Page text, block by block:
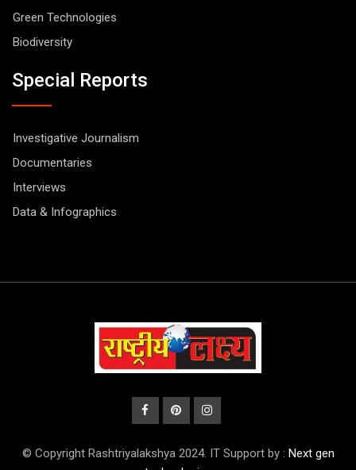
Green Technologies
Biodiversity
Special Reports
Investigative Journalism
Documentaries
Interviews
Data & Infographics
© Copyright Rashtriyalakshya 2024. IT Support by : Next gen